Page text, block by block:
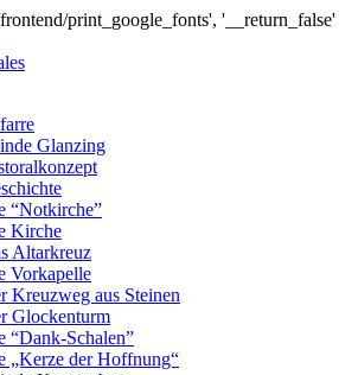
print_google_fonts', '__return_false'
Glanzing
“Notkirche”
Kirche
Altarkreuz
Vorkapelle
Kreuzweg aus Steinen
Glockenturm
“Dank-Schalen”
„Kerze der Hoffnung“